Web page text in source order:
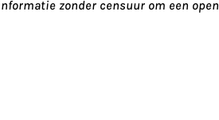
zonder censuur om een open